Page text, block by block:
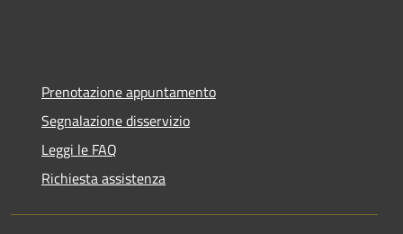
Prenotazione appuntamento
Segnalazione disservizio
Leggi le FAQ
Richiesta assistenza